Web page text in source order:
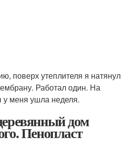
поверх утеплителя я натянул
Работал один. На
у меня ушла неделя.
дом
Пенопласт